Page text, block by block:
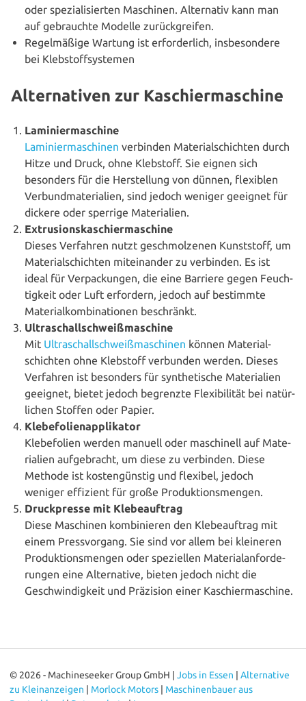
oder spe­zia­li­sier­ten Maschinen. Alter­na­tiv kann man
auf gebrauch­te Modelle zurückgreifen.
Regel­mä­ßi­ge Wartung ist erfor­der­lich, ins­be­son­de­re
bei Klebstoffsystemen
Alternativen zur Kaschiermaschine
Lami­nier­ma­schi­ne
Lami­nier­ma­schi­nen verbinden Mate­ri­al­schich­ten durch
Hitze und Druck, ohne Klebstoff. Sie eignen sich
besonders für die Her­stel­lung von dünnen, flexiblen
Ver­bund­ma­te­ria­li­en, sind jedoch weniger geeignet für
dickere oder sperrige Materialien.
Extru­si­ons­ka­schier­ma­schi­ne
Dieses Verfahren nutzt geschmol­ze­nen Kunst­stoff, um
Mate­ri­al­schich­ten mit­ein­an­der zu verbinden. Es ist
ideal für Ver­pa­ckun­gen, die eine Barriere gegen Feuch­
tig­keit oder Luft erfordern, jedoch auf bestimmte
Mate­ri­al­kom­bi­na­tio­nen beschränkt.
Ultra­schall­schweiß­ma­schi­ne
Mit Ultra­schall­schweiß­ma­schi­nen können Mate­ri­al­
schich­ten ohne Klebstoff verbunden werden. Dieses
Verfahren ist besonders für syn­the­ti­sche Mate­ria­li­en
geeignet, bietet jedoch begrenzte Fle­xi­bi­li­tät bei natür­
li­chen Stoffen oder Papier.
Kle­be­fo­li­en­ap­pli­ka­tor
Kle­be­fo­li­en werden manuell oder maschi­nell auf Mate­
ria­li­en auf­ge­bracht, um diese zu verbinden. Diese
Methode ist kos­ten­güns­tig und flexibel, jedoch
weniger effizient für große Produktionsmengen.
Druck­pres­se mit Kle­be­auf­trag
Diese Maschinen kom­bi­nie­ren den Kle­be­auf­trag mit
einem Press­vor­gang. Sie sind vor allem bei kleineren
Pro­duk­ti­ons­men­gen oder spe­zi­el­len Mate­ri­al­an­for­de­
run­gen eine Alter­na­ti­ve, bieten jedoch nicht die
Geschwin­dig­keit und Präzision einer Kaschiermaschine.
© 2026 - Machineseeker Group GmbH | Jobs in Essen | Alternative
zu Kleinanzeigen | Morlock Motors | Maschinenbauer aus